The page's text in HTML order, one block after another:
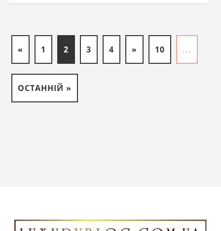
« 1 2 3 4 » 10 ...
ОСТАННІЙ »